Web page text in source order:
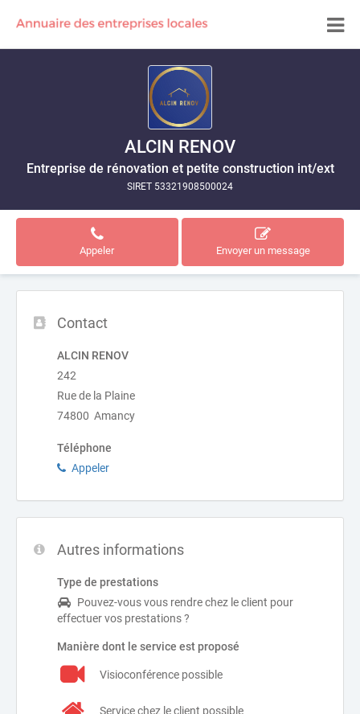
ALCIN RENOV
Entreprise de rénovation et petite construction int/ext
SIRET 53321908500024
Appeler Envoyer un message
Contact
ALCIN RENOV
242
Rue de la Plaine
74800 Amancy
Téléphone
Appeler
Autres informations
Type de prestations
Pouvez-vous vous rendre chez le client pour
effectuer vos prestations ?
Manière dont le service est proposé
Visioconférence possible
Service chez le client possible